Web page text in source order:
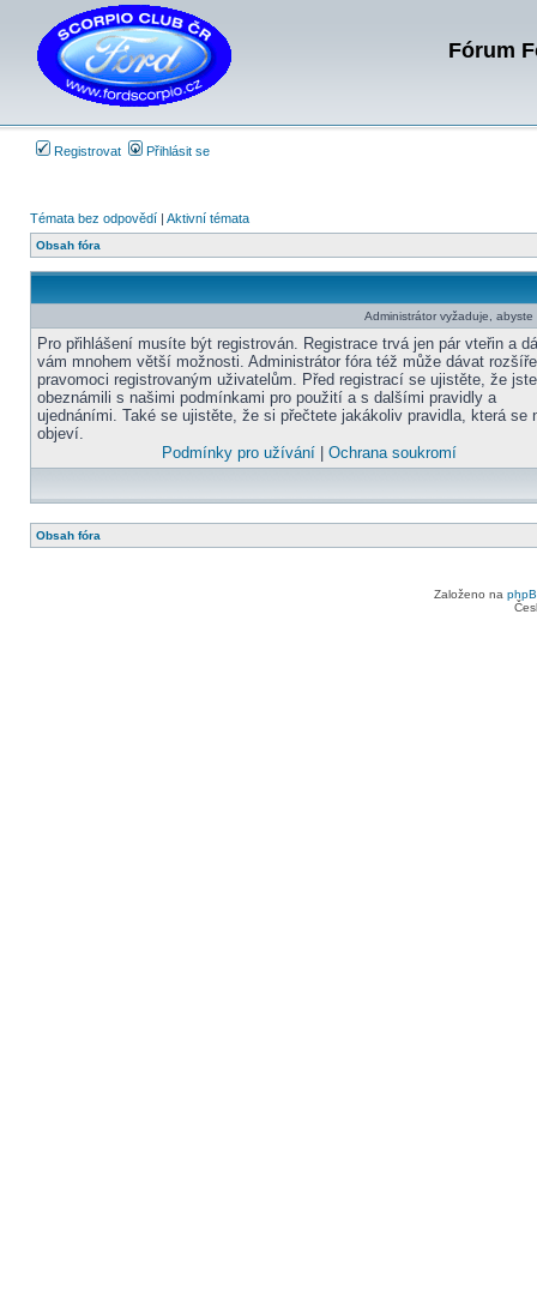
Fórum
Registrovat Přihlásit se
Témata bez odpovědí | Aktivní témata
Obsah fóra
Administrátor vyžaduje,
Pro přihlášení musíte být registrován. Registrace trvá jen pár vteřin a
vám mnohem větší možnosti. Administrátor fóra též může dávat
pravomoci registrovaným uživatelům. Před registrací se ujistěte, že
obeznámili s našimi podmínkami pro použití a s dalšími pravidly a
ujednáními. Také se ujistěte, že si přečtete jakákoliv pravidla, která se
objeví.
Podmínky pro užívání| Ochrana soukromí
Obsah fóra
Založeno na